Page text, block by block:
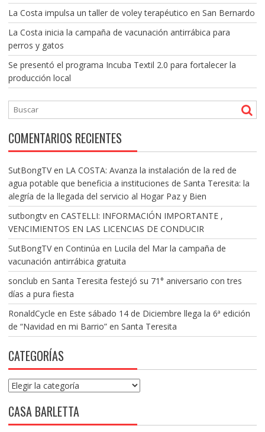
La Costa impulsa un taller de voley terapéutico en San Bernardo
La Costa inicia la campaña de vacunación antirrábica para
perros y gatos
Se presentó el programa Incuba Textil 2.0 para fortalecer la
producción local
COMENTARIOS RECIENTES
SutBongTVen LA COSTA: Avanza la instalación de la red de
agua potable que beneficia a instituciones de Santa Teresita: la
alegría de la llegada del servicio al Hogar Paz y Bien
sutbongtven CASTELLI: INFORMACIÓN IMPORTANTE ,
VENCIMIENTOS EN LAS LICENCIAS DE CONDUCIR
SutBongTVen Continúa en Lucila del Mar la campaña de
vacunación antirrábica gratuita
sonclub en Santa Teresita festejó su 71° aniversario con tres
días a pura fiesta
RonaldCycle en Este sábado 14 de Diciembre llega la 6ª edición
de “Navidad en mi Barrio” en Santa Teresita
CATEGORÍAS
Categorías
CASA BARLETTA